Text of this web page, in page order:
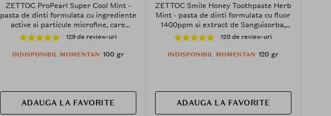
ZETTOC ProPearl Super Cool Mint -
pasta de dinti formulata cu ingrediente
active si particule microfine, care
contribuie la indepartarea petelor
persistente cauzate de fumat, cafea
sau vin si la mentinerea respiratiei
129 de review-uri
INDISPONIBIL MOMENTAN 100 gr
ADAUGA LA FAVORITE
ZETTOC Smile Honey Toothpaste Herb
Mint - pasta de dinti formulata cu fluor
1400ppm si extract de Sanguisorba,
care contribuie la prevenirea cariilor si
la metinerea sanatatii gingiilor - 120 gr
120 de review-uri
INDISPONIBIL MOMENTAN 120 gr
ADAUGA LA FAVORITE